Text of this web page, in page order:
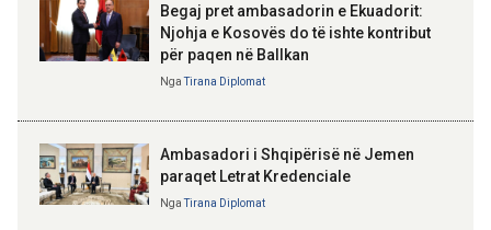
10:10 05-08-2026
Mbetën të bllokuar në kanionet e
Gjipesë, policia shpëton turistin
holandez me dy fëmijët e mitur
Mbi 2 milionë pasagjerë
udhëtuan në korrik përmes
aeroportit dhe porteve të vendit
Begaj pret ambasadorin e Ekuadorit:
Njohja e Kosovës do të ishte kontribut
për paqen në Ballkan
NgaTirana Diplomat
Ambasadori i Shqipërisë në Jemen
paraqet Letrat Kredenciale
NgaTirana Diplomat